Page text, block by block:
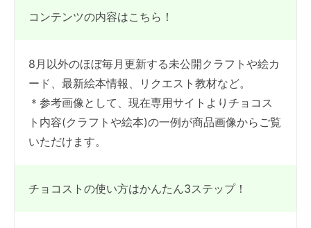
コンテンツの内容はこちら！
8月以外のほぼ毎月更新する未公開クラフトや絵カ
ード、最新絵本情報、リクエスト教材など。
＊参考画像として、現在専用サイトよりチョコス
ト内容(クラフトや絵本)の一例が商品画像からご覧
いただけます。
チョコストの使い方はかんたん3ステップ！